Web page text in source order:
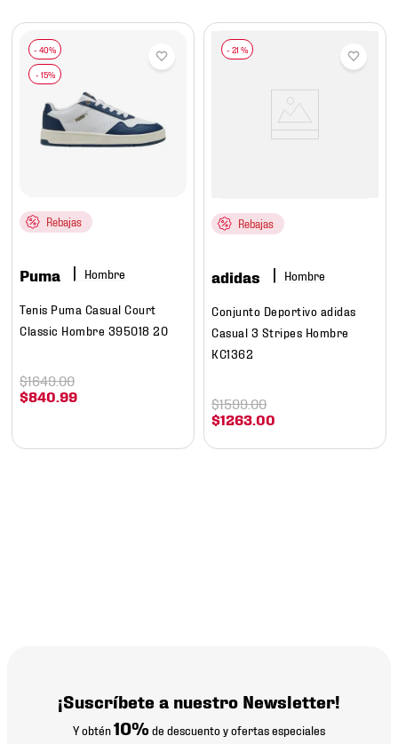
Rebajas
Puma Hombre
Tenis Puma Casual Court
Classic Hombre 395018 20
$840.99
$1649.00
- 21 %
Rebajas
adidas Hombre
Conjunto Deportivo adidas
Casual 3 Stripes Hombre
KC1362
$1263.00
$1599.00
¡Suscríbete a nuestro Newsletter!
Y obtén10% de descuento y ofertas especiales
10. tenis nike